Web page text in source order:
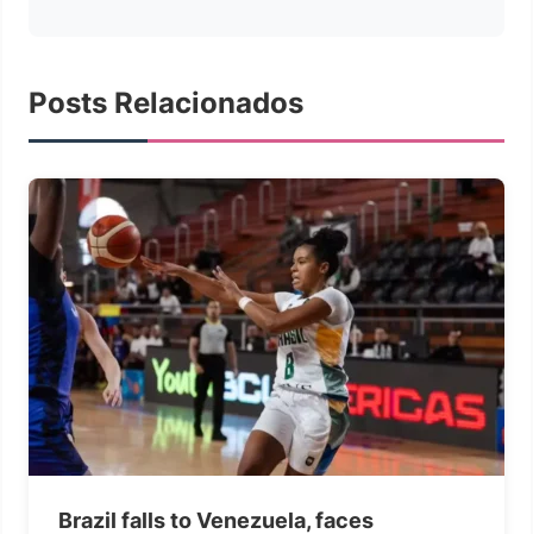
Posts Relacionados
Brazil falls to Venezuela, faces